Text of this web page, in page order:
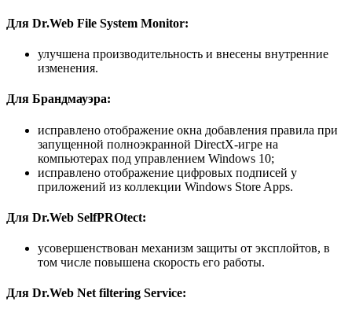
Для Dr.Web File System Monitor:
улучшена производительность и внесены внутренние
изменения.
Для Брандмауэра:
исправлено отображение окна добавления правила при
запущенной полноэкранной DirectX-игре на
компьютерах под управлением Windows 10;
исправлено отображение цифровых подписей у
приложений из коллекции Windows Store Apps.
Для Dr.Web SelfPROtect:
усовершенствован механизм защиты от эксплойтов, в
том числе повышена скорость его работы.
Для Dr.Web Net filtering Service: